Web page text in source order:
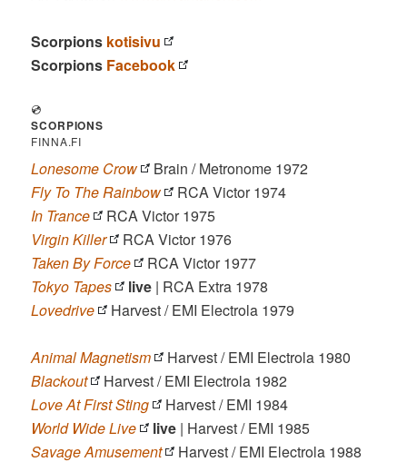
Scorpions kotisivu
Scorpions Facebook
💿
SCORPIONS
FINNA.FI
Lonesome Crow
Brain / Metronome 1972
Fly To The Rainbow
RCA Victor 1974
In Trance
RCA Victor 1975
Virgin Killer
RCA Victor 1976
Taken By Force
RCA Victor 1977
Tokyo Tapes
live | RCA Extra 1978
Lovedrive
Harvest / EMI Electrola 1979
Animal Magnetism
Harvest / EMI Electrola 1980
Blackout
Harvest / EMI Electrola 1982
Love At First Sting
Harvest / EMI 1984
World Wide Live
live | Harvest / EMI 1985
Savage Amusement
Harvest / EMI Electrola 1988